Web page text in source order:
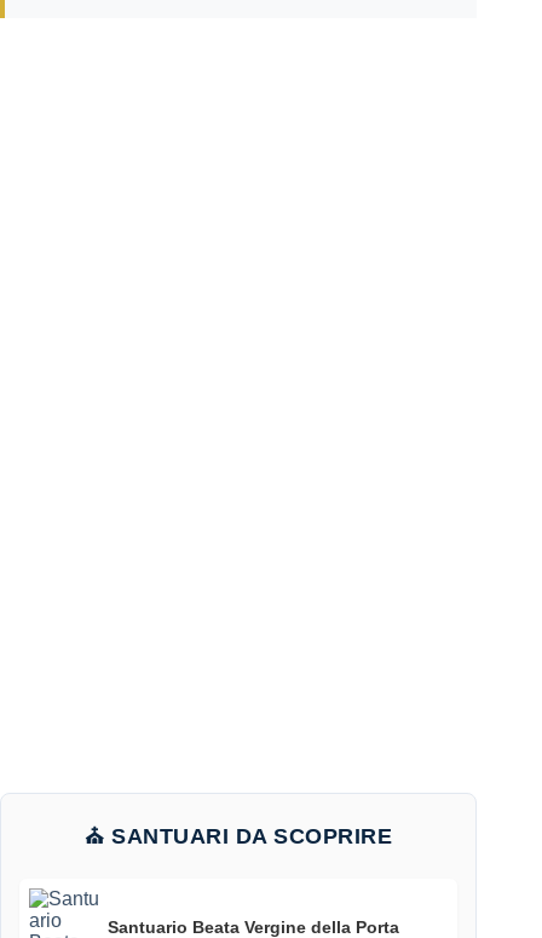
⛪ SANTUARI DA SCOPRIRE
Santuario Beata Vergine della Porta